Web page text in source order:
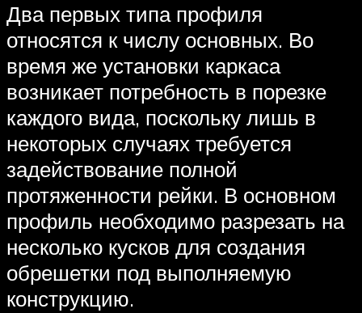
Два первых типа профиля
относятся к числу основных. Во
время же установки каркаса
возникает потребность в порезке
каждого вида, поскольку лишь в
некоторых случаях требуется
задействование полной
протяженности рейки. В основном
профиль необходимо разрезать на
несколько кусков для создания
обрешетки под выполняемую
конструкцию.